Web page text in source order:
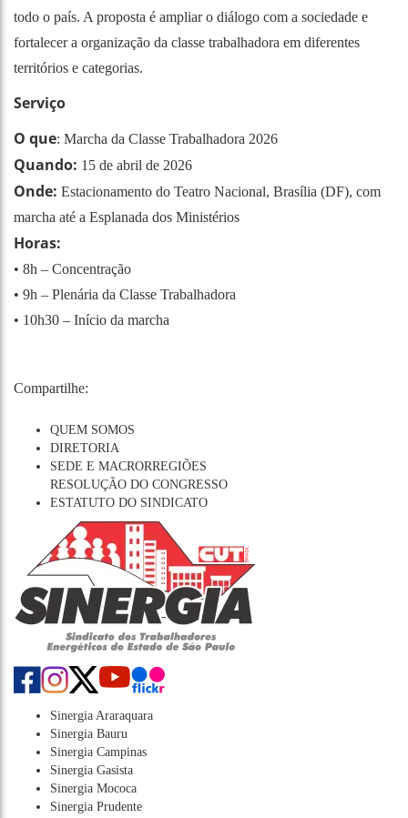
todo o país. A proposta é ampliar o diálogo com a sociedade e
fortalecer a organização da classe trabalhadora em diferentes
territórios e categorias.
Serviço
O que: Marcha da Classe Trabalhadora 2026
Quando: 15 de abril de 2026
Onde: Estacionamento do Teatro Nacional, Brasília (DF), com
marcha até a Esplanada dos Ministérios
Horas:
• 8h – Concentração
• 9h – Plenária da Classe Trabalhadora
• 10h30 – Início da marcha
Compartilhe:
QUEM SOMOS
DIRETORIA
SEDE E MACRORREGIÕES
RESOLUÇÃO DO CONGRESSO
ESTATUTO DO SINDICATO
Sinergia Araraquara
Sinergia Bauru
Sinergia Campinas
Sinergia Gasista
Sinergia Mococa
Sinergia Prudente